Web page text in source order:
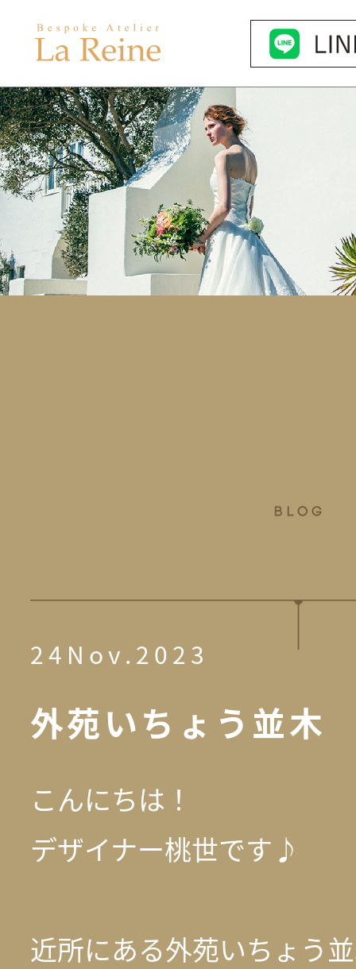
24Nov.2023
外苑いちょう並木
こんにちは！
デザイナー桃世です♪
近所にある外苑いちょう